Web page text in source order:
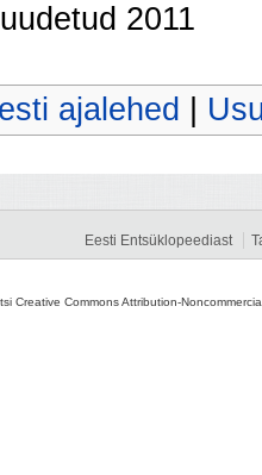
2011
ajalehed
Eesti Entsüklopeediast
Creative Commons Attribution-